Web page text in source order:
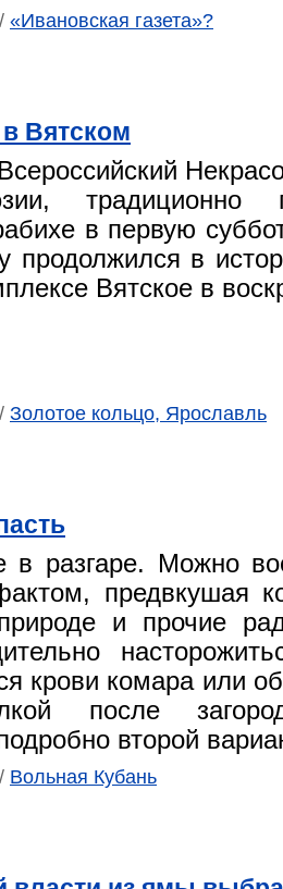
/ «Ивановская газета»?
Вятском
в первую
продолжился в
Вятское в
/ Золотое кольцо, Ярославль
в разгаре. Можно
предвкушая
и прочие
крови комара или
после
второй
/ Вольная Кубань